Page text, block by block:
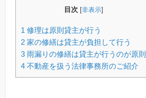
目次 [非表示]
1 修理は原則貸主が行う
2 家の修繕は貸主が負担して行う
3 雨漏りの修繕は貸主が行うのが原則
4 不動産を扱う法律事務所のご紹介